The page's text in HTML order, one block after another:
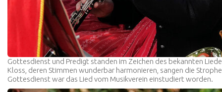
Gottesdienst und Predigt standen im Zeichen des bekannten
Kloss, deren Stimmen wunderbar harmonieren, sangen die
Gottesdienst war das Lied vom Musikverein einstudiert worden.